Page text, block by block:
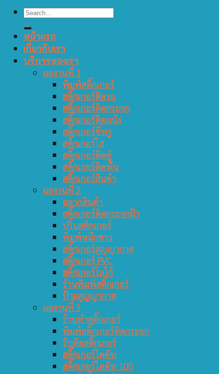
หน้าแรก
เกี่ยวกับเรา
บริการของเรา
ผลงานที่ 1
พิมพ์สติ๊กเกอร์
สติ๊กเกอร์ติดรถ
สติ๊กเกอร์ติดกระจก
สติ๊กเกอร์ติดผนัง
สติ๊กเกอร์ซีทรู
สติ๊กเกอร์ใส
สติ๊กเกอร์ติดตู้
สติ๊กเกอร์ติดพื้น
สติ๊กเกอร์สินค้า
ผลงานที่ 2
ฉลากสินค้า
สติ๊กเกอร์ติดกระจกฝ้า
ปริ้นสติกเกอร์
พิมพ์หมึกขาว
สติ๊กเกอร์สูญญากาศ
สติ๊กเกอร์ PVC
สติ๊กเกอร์โลโก้
ร้านพิมพ์สติ๊กเกอร์
ป้ายสูญญากาศ
ผลงานที่ 3
ร้านทำสติ๊กเกอร์
พิมพ์สติ๊กเกอร์ติดกระจก
รับตัดสติ๊กเกอร์
สติ๊กเกอร์ไดคัท
สติ๊กเกอร์ไดคัท 100